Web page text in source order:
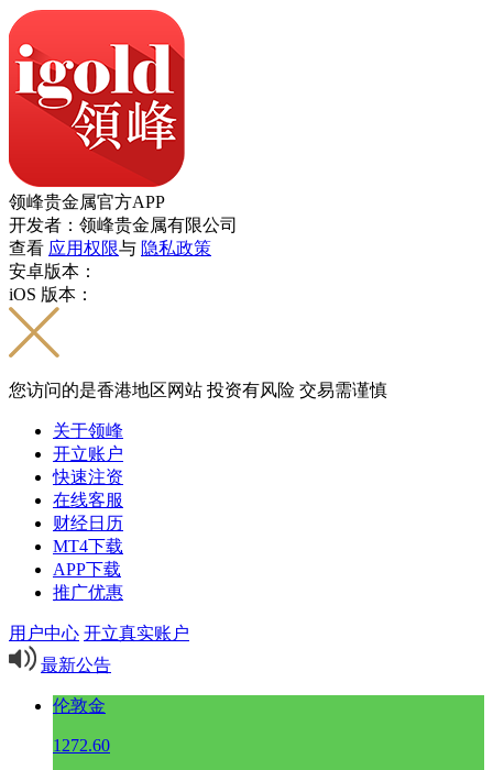
领峰贵金属官方APP
开发者：领峰贵金属有限公司
查看 应用权限与 隐私政策
安卓版本：
iOS 版本：
您访问的是香港地区网站 投资有风险 交易需谨慎
关于领峰
开立账户
快速注资
在线客服
财经日历
MT4下载
APP下载
推广优惠
用户中心 开立真实账户
最新公告
伦敦金
1272.60